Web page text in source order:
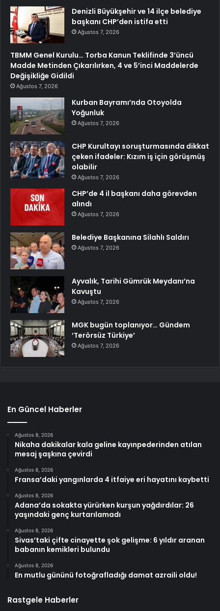
Denizli Büyükşehir ve 14 ilçe belediye
başkanı CHP’den istifa etti
Ağustos 7, 2026
TBMM Genel Kurulu… Torba Kanun Teklifinde 3’üncü
Madde Metinden Çıkarılırken, 4 ve 5’inci Maddelerde
Değişikliğe Gidildi
Ağustos 7, 2026
Kurban Bayramı’nda Otoyolda
Yoğunluk
Ağustos 7, 2026
CHP Kurultayı soruşturmasında dikkat
çeken ifadeler: Kızım iş için görüşmüş
olabilir
Ağustos 7, 2026
CHP’de 4 il başkanı daha görevden
alındı
Ağustos 7, 2026
Belediye Başkanına Silahlı Saldırı
Ağustos 7, 2026
Ayvalık, Tarihi Gümrük Meydanı’na
Kavuştu
Ağustos 7, 2026
MGK bugün toplanıyor… Gündem
‘Terörsüz Türkiye’
Ağustos 7, 2026
En Güncel Haberler
Ağustos 8, 2026
Nikaha dakikalar kala geline kayınpederinden atılan
mesaj şaşkına çevirdi
Ağustos 8, 2026
Fransa’daki yangınlarda 4 itfaiye eri hayatını kaybetti
Ağustos 8, 2026
Adana’da sokakta yürürken kurşun yağdırdılar: 26
yaşındaki genç kurtarılamadı
Ağustos 8, 2026
Sivas’taki çifte cinayette şok gelişme: 6 yıldır aranan
babanın kemikleri bulundu
Ağustos 8, 2026
En mutlu gününü fotoğrafladığı damat azraili oldu!
Rastgele Haberler